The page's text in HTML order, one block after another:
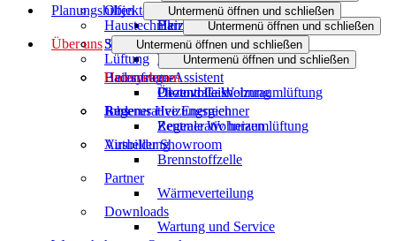
Barrierefreies Bad
Badanfrage
Heizungsmodernisierung
Heizen mit Gas
Öl- und Gasheizung
Regenerativ heizen
Brennstoffzelle
Wärmeverteilung
Wartung und Service
Haustechnik Untermenü öffnen und schließen
Wasser / Trinkwasser
Photovoltaik
Lüftung Untermenü öffnen und schließen
Dezentrale Wohnraumlüftung
Zentrale Wohnraumlüftung
Objekt- und Anlagenbau
Sanitäranlagen
Heizsysteme
Regenerative Energien
Planungshilfen Untermenü öffnen und schließen
3D-Badplaner
Badanfrage-Assistent
Buderus Heizungsrechner
Virtueller Showroom
Über uns Untermenü öffnen und schließen
Unternehmen
Jobs
Ausbildung
Partner
Downloads